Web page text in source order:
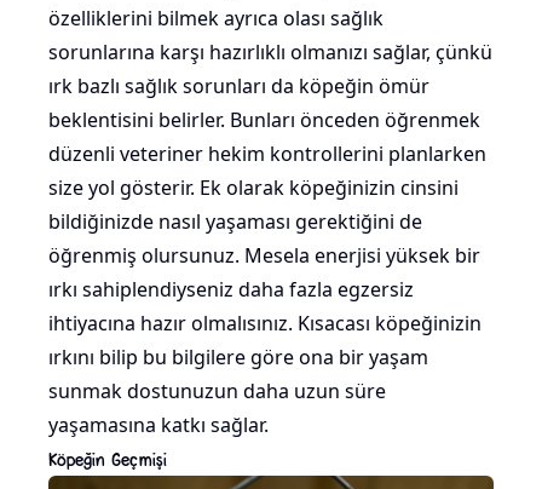
özelliklerini bilmek ayrıca olası sağlık
sorunlarına karşı hazırlıklı olmanızı sağlar, çünkü
ırk bazlı sağlık sorunları da köpeğin ömür
beklentisini belirler. Bunları önceden öğrenmek
düzenli veteriner hekim kontrollerini planlarken
size yol gösterir. Ek olarak köpeğinizin cinsini
bildiğinizde nasıl yaşaması gerektiğini de
öğrenmiş olursunuz. Mesela enerjisi yüksek bir
ırkı sahiplendiyseniz daha fazla egzersiz
ihtiyacına hazır olmalısınız. Kısacası köpeğinizin
ırkını bilip bu bilgilere göre ona bir yaşam
sunmak dostunuzun daha uzun süre
yaşamasına katkı sağlar.
Köpeğin Geçmişi